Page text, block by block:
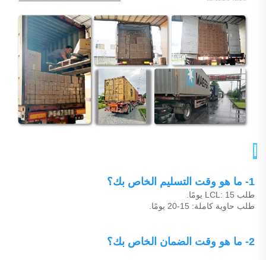
1- ما هو وقت التسليم الخاص بك؟
طلب LCL: 15 يومًا.
طلب حاوية كاملة: 15-20 يومًا.
2- ما هو وقت الضمان الخاص بك؟